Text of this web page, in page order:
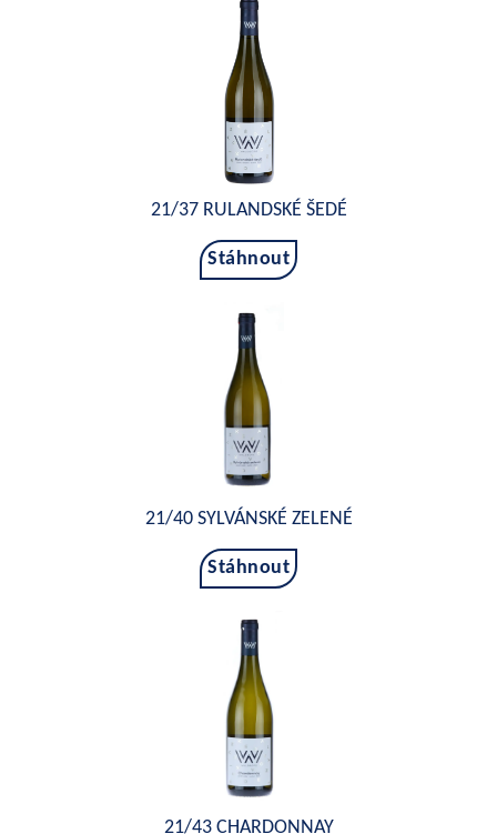
21/37 RULANDSKÉ ŠEDÉ
Stáhnout
21/40 SYLVÁNSKÉ ZELENÉ
Stáhnout
21/43 CHARDONNAY